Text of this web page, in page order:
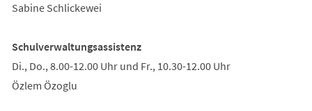
Sabine Schlickewei
Schulverwaltungsassistenz
Di., Do., 8.00-12.00 Uhr und Fr., 10.30-12.00 Uhr
Özlem Özoglu